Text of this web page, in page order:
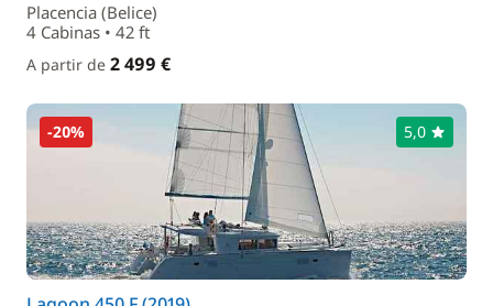
Placencia (Belice)
4 Cabinas • 42 ft
A partir de 2 499 €
-20% 5,0